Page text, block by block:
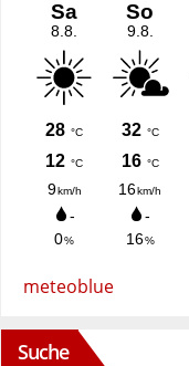
meteoblue
Suche